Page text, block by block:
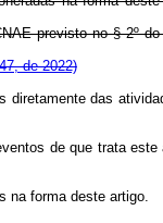
previsto no § 2º do
de 2022)
das
eventos de que trata
na forma deste